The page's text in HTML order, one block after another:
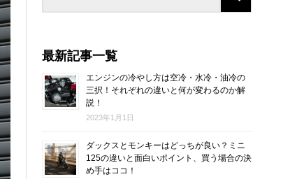
最新記事一覧
エンジンの冷やし方は空冷・水冷・油冷の
三択！それぞれの違いと何が変わるのか解
説！
2023年1月1日
ダックスとモンキーはどっちが良い？ミニ
125の違いと面白いポイント、買う場合の決
め手はココ！